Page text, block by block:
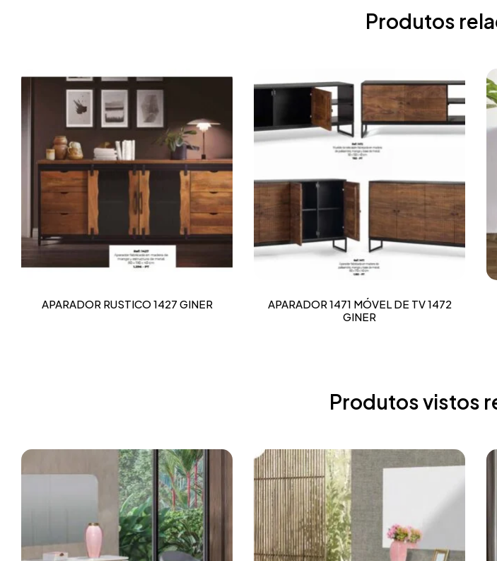
Produtos
APARADOR RUSTICO 1427 GINER
APARADOR 1471 MÓVEL DE TV 1472
GINER
Produtos vistos